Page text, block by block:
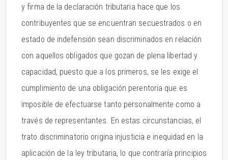
y firma de la declaración tributaria hace que los
contribuyentes que se encuentran secuestrados o en
estado de indefensión sean discriminados en relación
con aquellos obligados que gozan de plena libertad y
capacidad, puesto que a los primeros, se les exige el
cumplimiento de una obligación perentoria que es
imposible de efectuarse tanto personalmente como a
través de representantes. En estas circunstancias, el
trato discriminatorio origina injusticia e inequidad en la
aplicación de la ley tributaria, lo que contraría principios